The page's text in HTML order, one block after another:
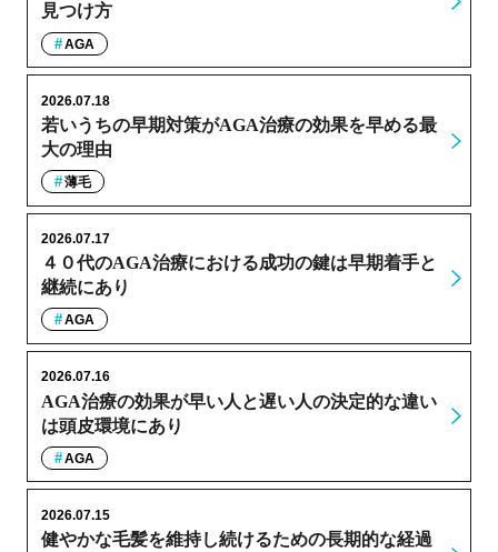
見つけ方
AGA
若いうちの早期対策がAGA治療の効果を早める最
大の理由
2026.07.18
薄毛
４０代のAGA治療における成功の鍵は早期着手と
継続にあり
2026.07.17
AGA
AGA治療の効果が早い人と遅い人の決定的な違い
は頭皮環境にあり
2026.07.16
AGA
健やかな毛髪を維持し続けるための長期的な経過
2026.07.15